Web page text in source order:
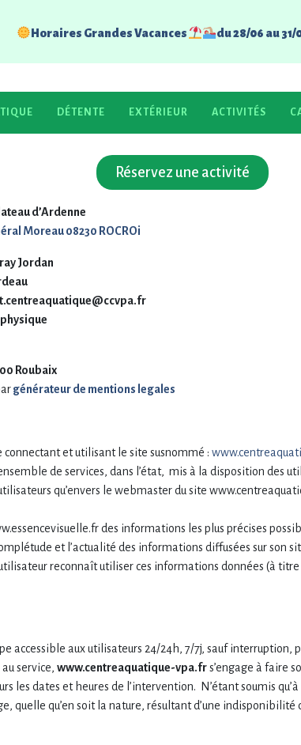
Horaires Grandes Vacances du 28/06 au
DÉTENTE EXTÉRIEUR ACTIVITÉS
Réservez une activité
de la Loi n° 2004-575 du 21 juin 2004 pour la Confiance
d’Ardenne
Moreau 08230 ROCROi
Jordan
Roubaix
générateur de mentions legales
connectant et utilisant le site susnommé :
de services, dans l’état, mis à la disposition des
qu’envers le webmaster du site
des informations les plus précises
et l’actualité des informations diffusées sur son
reconnaît utiliser ces informations données (à
accessible aux utilisateurs 24/24h, 7/7j, sauf interruption,
service, www.centreaquatique-vpa.frs’engage à faire
les dates et heures de l’intervention. N’étant soumis
quelle qu’en soit la nature, résultant d’une indisponibilité